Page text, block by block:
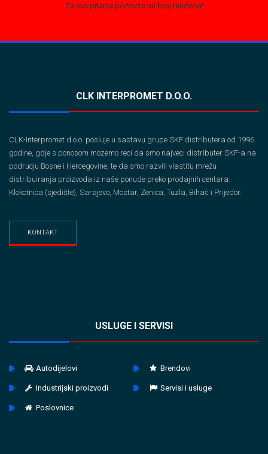
Za sva pitanja pozovite na broj telefona!
CLK INTERPROMET D.O.O.
CLK-Interpromet d.o.o. posluje u sastavu grupe SKF distributera od 1996.
godine, gdje s ponosom mozemo reci da smo najveci distributer SKF-a na
podrucju Bosne i Hercegovine, te da smo razvili vlastitu mrežu
distribuiranja proizvoda iz naše ponude preko prodajnih centara:
Klokotnica (sjedište), Sarajevo, Mostar, Zenica, Tuzla, Bihaċ i Prijedor.
KONTAKT
USLUGE I SERVISI
Autodijelovi Brendovi
Industrijski proizvodi Servisi i usluge
Poslovnice